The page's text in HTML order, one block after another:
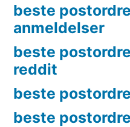
beste
anmeldelser
beste
reddit
beste
beste